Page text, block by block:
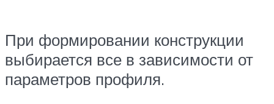
При формировании конструкции
выбирается все в зависимости от
параметров профиля.